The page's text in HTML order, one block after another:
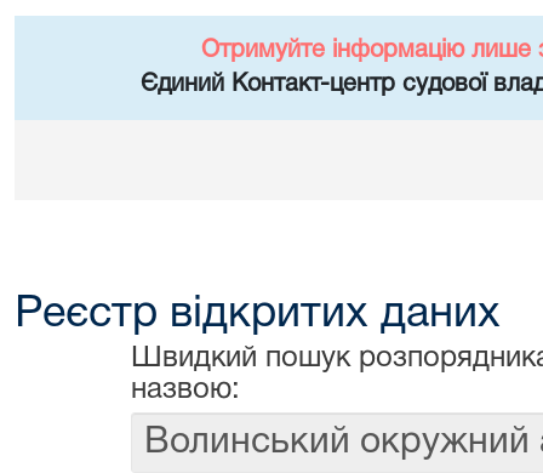
Отримуйте інформацію лише
Єдиний Контакт-центр судової
Реєстр відкритих даних
Швидкий пошук
назвою: